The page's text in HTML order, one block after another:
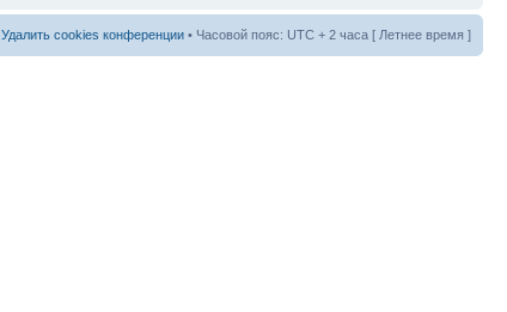
Удалить cookies конференции • Часовой пояс: UTC + 2 часа [ Летнее время ]